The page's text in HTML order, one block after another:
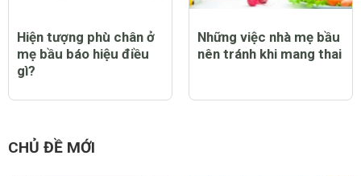
Hiện tượng phù chân ở
mẹ bầu báo hiệu điều
gì?
Những việc nhà mẹ bầu
nên tránh khi mang thai
CHỦ ĐỀ MỚI